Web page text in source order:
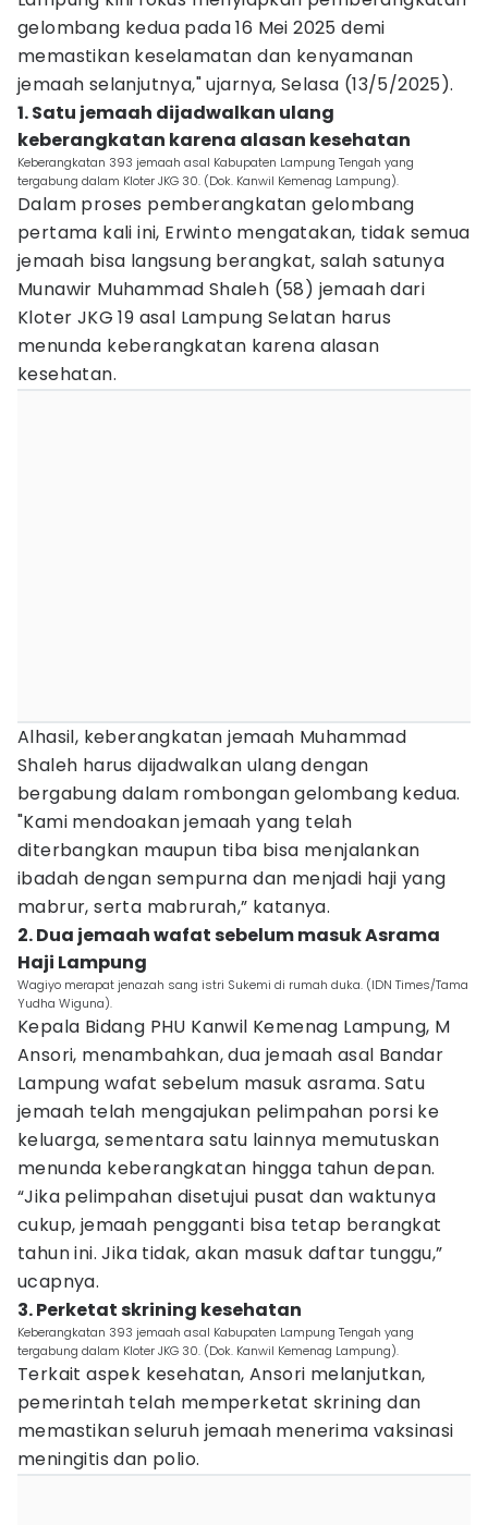
gelombang kedua pada 16 Mei 2025 demi
memastikan keselamatan dan kenyamanan
jemaah selanjutnya," ujarnya, Selasa (13/5/2025).
1. Satu jemaah dijadwalkan ulang
keberangkatan karena alasan kesehatan
Keberangkatan 393 jemaah asal Kabupaten Lampung Tengah yang
tergabung dalam Kloter JKG 30. (Dok. Kanwil Kemenag Lampung).
Dalam proses pemberangkatan gelombang
pertama kali ini, Erwinto mengatakan, tidak semua
jemaah bisa langsung berangkat, salah satunya
Munawir Muhammad Shaleh (58) jemaah dari
Kloter JKG 19 asal Lampung Selatan harus
menunda keberangkatan karena alasan
kesehatan.
Alhasil, keberangkatan jemaah Muhammad
Shaleh harus dijadwalkan ulang dengan
bergabung dalam rombongan gelombang kedua.
"Kami mendoakan jemaah yang telah
diterbangkan maupun tiba bisa menjalankan
ibadah dengan sempurna dan menjadi haji yang
mabrur, serta mabrurah,” katanya.
2. Dua jemaah wafat sebelum masuk Asrama
Haji Lampung
Wagiyo merapat jenazah sang istri Sukemi di rumah duka. (IDN Times/Tama
Yudha Wiguna).
Kepala Bidang PHU Kanwil Kemenag Lampung, M
Ansori, menambahkan, dua jemaah asal Bandar
Lampung wafat sebelum masuk asrama. Satu
jemaah telah mengajukan pelimpahan porsi ke
keluarga, sementara satu lainnya memutuskan
menunda keberangkatan hingga tahun depan.
“Jika pelimpahan disetujui pusat dan waktunya
cukup, jemaah pengganti bisa tetap berangkat
tahun ini. Jika tidak, akan masuk daftar tunggu,”
ucapnya.
3. Perketat skrining kesehatan
Keberangkatan 393 jemaah asal Kabupaten Lampung Tengah yang
tergabung dalam Kloter JKG 30. (Dok. Kanwil Kemenag Lampung).
Terkait aspek kesehatan, Ansori melanjutkan,
pemerintah telah memperketat skrining dan
memastikan seluruh jemaah menerima vaksinasi
meningitis dan polio.